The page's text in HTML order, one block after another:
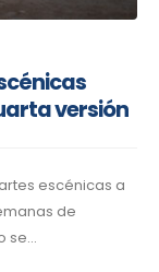
versión
escénicas a
de
se...